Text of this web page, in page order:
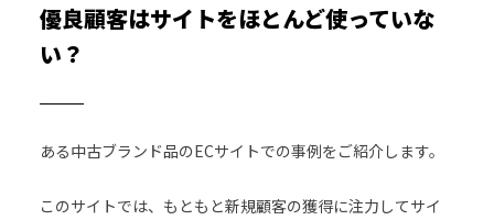
優良顧客はサイトをほとんど使っていな
い？
ある中古ブランド品のECサイトでの事例をご紹介します。
このサイトでは、もともと新規顧客の獲得に注力してサイ